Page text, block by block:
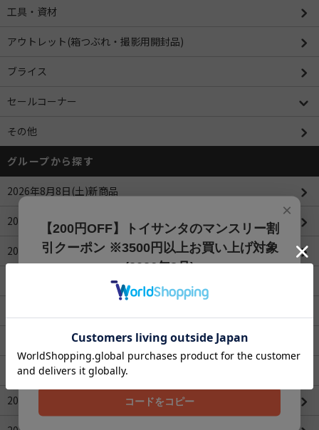
工具・資材
アウトレット(箱つぶれ・撮影用開封品)
ブライス
セールコーナー
その他
グループから探す
2026年8月8日(土)新商品
2026年8月7日(金)新商品
2026年8月6日(木)新商品
2026年8月5日(水)新商品
2026年8月3日(月)新商品
ROBOTIMEシリーズ
2026年4月値下げ商品一覧(更新：2026/04/16)
×
【200円OFF】トイサンタのマンスリー割
引クーポン ※3500円以上お買い上げ対象
(2026年8月)
【200円OFFクーポン】3500円以上お買上げでご利用可能
です!! 8月1日～8月31日まで
202608
コードをコピー